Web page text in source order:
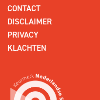
CONTACT
DISCLAIMER
PRIVACY
KLACHTEN